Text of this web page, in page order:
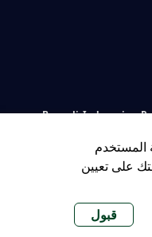
Indonesian
Bengali
المستخدم
على تعيين
قبول